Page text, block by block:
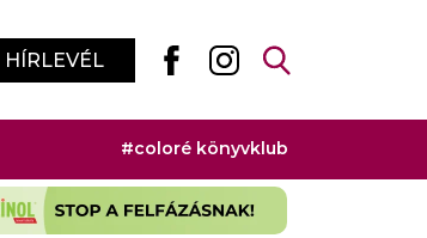
HÍRLEVÉL
#coloré könyvklub